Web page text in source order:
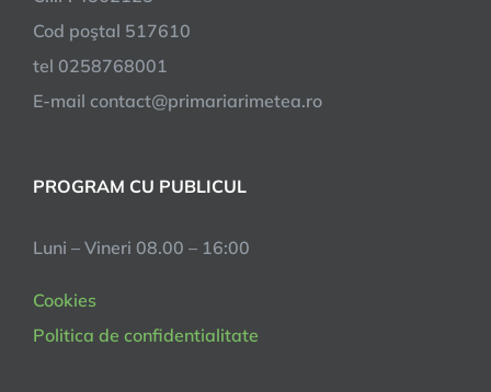
Cod poştal 517610
tel 0258768001
E-mail contact@primariarimetea.ro
PROGRAM CU PUBLICUL
Luni – Vineri 08.00 – 16:00
Cookies
Politica de confidentialitate